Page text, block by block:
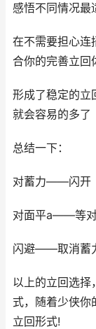
感悟不同情况最
在不需要担心连
合你的完善立回
形成了稳定的立
就会容易的多了
总结一下：
对蓄力——闪开
对面平a——等对
闪避——取消蓄
以上的立回选择
式，随着少侠你
立回形式!